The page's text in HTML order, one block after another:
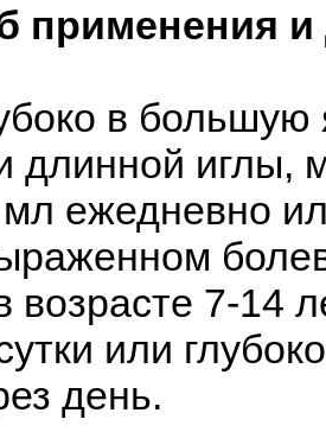
применения
в
длинной иглы,
ежедневно
возрасте 7-14
или
день.